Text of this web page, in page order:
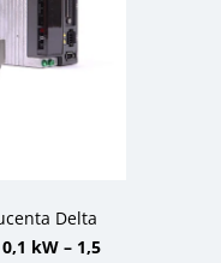
Delta
0,1 kW – 1,5